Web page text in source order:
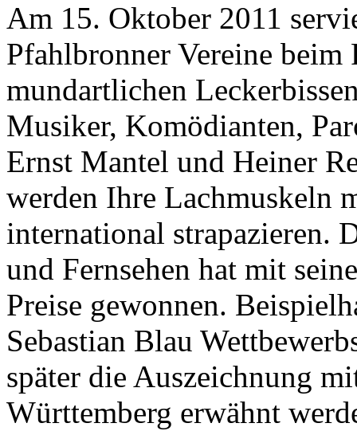
Am 15. Oktober 2011
Pfahlbronner Vereine
mundartlichen
Musiker, Komödianten,
Ernst Mantel und Heiner
werden Ihre Lachmuskeln
international strapazieren.
und Fernsehen hat mit
Preise gewonnen.
Sebastian Blau
später die Auszeichnung
Württemberg erwähnt